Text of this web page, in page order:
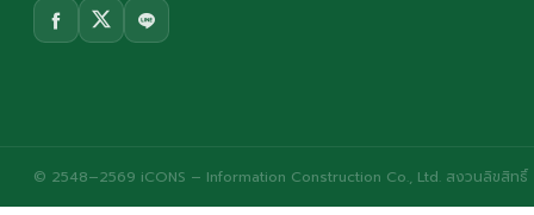
© 2548–2569 iCONS – Information Construction Co., Ltd. สงวนลิขสิทธิ์